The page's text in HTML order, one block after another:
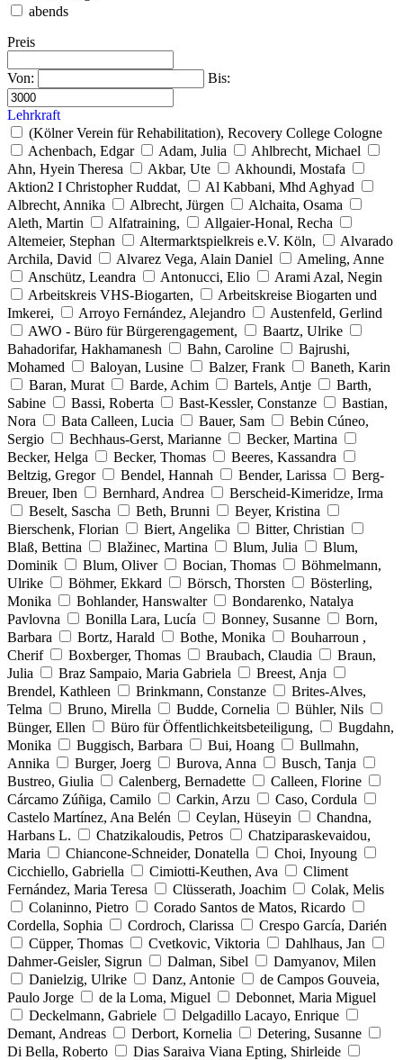
abends
Preis
Von: Bis:
Lehrkraft
(Kölner Verein für Rehabilitation), Recovery College Cologne
Achenbach, Edgar
Adam, Julia
Ahlbrecht, Michael
Ahn, Hyein Theresa
Akbar, Ute
Akhoundi, Mostafa
Aktion2 I Christopher Ruddat,
Al Kabbani, Mhd Aghyad
Albrecht, Annika
Albrecht, Jürgen
Alchaita, Osama
Aleth, Martin
Alfatraining,
Allgaier-Honal, Recha
Altemeier, Stephan
Altermarktspielkreis e.V. Köln,
Alvarado
Archila, David
Alvarez Vega, Alain Daniel
Ameling, Anne
Anschütz, Leandra
Antonucci, Elio
Arami Azal, Negin
Arbeitskreis VHS-Biogarten,
Arbeitskreise Biogarten und
Imkerei,
Arroyo Fernández, Alejandro
Austenfeld, Gerlind
AWO - Büro für Bürgerengagement,
Baartz, Ulrike
Bahadorifar, Hakhamanesh
Bahn, Caroline
Bajrushi,
Mohamed
Baloyan, Lusine Balzer, Frank
Baneth, Karin
Baran, Murat
Barde, Achim Bartels, Antje
Barth,
Sabine
Bassi, Roberta Bast-Kessler, Constanze
Bastian,
Nora
Bata Calleen, Lucia Bauer, Sam
Bebin Cúneo,
Sergio
Bechhaus-Gerst, Marianne
Becker, Martina
Becker, Helga
Becker, Thomas
Beeres, Kassandra
Beltzig, Gregor
Bendel, Hannah Bender, Larissa
Berg-
Breuer, Iben
Bernhard, Andrea
Berscheid-Kimeridze, Irma
Beselt, Sascha
Beth, Brunni
Beyer, Kristina
Bierschenk, Florian
Biert, Angelika
Bitter, Christian
Blaß, Bettina
Blažinec, Martina Blum, Julia
Blum,
Dominik
Blum, Oliver Bocian, Thomas
Böhmelmann,
Ulrike
Böhmer, Ekkard Börsch, Thorsten
Bösterling,
Monika
Bohlander, Hanswalter
Bondarenko, Natalya
Pavlovna
Bonilla Lara, Lucía Bonney, Susanne
Born,
Barbara
Bortz, Harald Bothe, Monika
Bouharroun ,
Cherif
Boxberger, Thomas Braubach, Claudia
Braun,
Julia
Braz Sampaio, Maria Gabriela
Breest, Anja
Brendel, Kathleen
Brinkmann, Constanze
Brites-Alves,
Telma
Bruno, Mirella Budde, Cornelia
Bühler, Nils
Bünger, Ellen
Büro für Öffentlichkeitsbeteiligung,
Bugdahn,
Monika
Buggisch, Barbara Bui, Hoang
Bullmahn,
Annika
Burger, Joerg Burova, Anna
Busch, Tanja
Bustreo, Giulia
Calenberg, Bernadette
Calleen, Florine
Cárcamo Zúñiga, Camilo
Carkin, Arzu
Caso, Cordula
Castelo Martínez, Ana Belén
Ceylan, Hüseyin
Chandna,
Harbans L.
Chatzikaloudis, Petros
Chatziparaskevaidou,
Maria
Chiancone-Schneider, Donatella
Choi, Inyoung
Cicchiello, Gabriella
Cimiotti-Keuthen, Ava
Climent
Fernández, Maria Teresa
Clüsserath, Joachim
Colak, Melis
Colaninno, Pietro
Corado Santos de Matos, Ricardo
Cordella, Sophia
Cordroch, Clarissa
Crespo García, Darién
Cüpper, Thomas
Cvetkovic, Viktoria
Dahlhaus, Jan
Dahmer-Geisler, Sigrun
Dalman, Sibel
Damyanov, Milen
Danielzig, Ulrike
Danz, Antonie
de Campos Gouveia,
Paulo Jorge
de la Loma, Miguel
Debonnet, Maria Miguel
Deckelmann, Gabriele
Delgadillo Lacayo, Enrique
Demant, Andreas
Derbort, Kornelia
Detering, Susanne
Di Bella, Roberto
Dias Saraiva Viana Epting, Shirleide